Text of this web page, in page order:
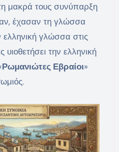
μακρά τους συνύπαρξη
έχασαν τη γλώσσα
ελληνική γλώσσα στις
την ελληνική
Ρωμανιώτες Εβραίοι»